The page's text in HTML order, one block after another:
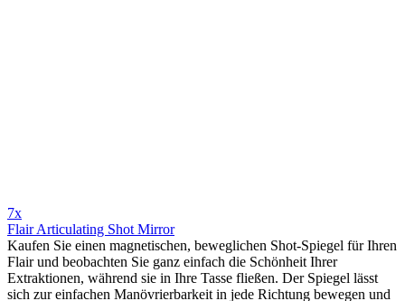
7x
Flair Articulating Shot Mirror
Kaufen Sie einen magnetischen, beweglichen Shot-Spiegel für Ihren
Flair und beobachten Sie ganz einfach die Schönheit Ihrer
Extraktionen, während sie in Ihre Tasse fließen. Der Spiegel lässt
sich zur einfachen Manövrierbarkeit in jede Richtung bewegen und